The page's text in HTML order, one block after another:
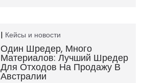
Кейсы и новости
Один Шредер, Много
Материалов: Лучший Шредер
Для Отходов На Продажу В
Австралии